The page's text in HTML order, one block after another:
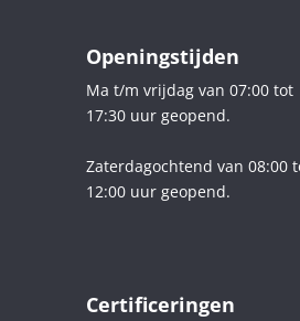
Openingstijden
Ma t/m vrijdag van 07:00 tot
17:30 uur geopend.
Zaterdagochtend van 08:00
12:00 uur geopend.
Certificeringen